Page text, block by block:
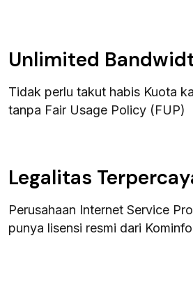
Unlimited
Tidak perlu takut habis Kuota
tanpa Fair Usage Policy (FUP)
Legalitas
Perusahaan Internet Service
punya lisensi resmi dari Kominfo